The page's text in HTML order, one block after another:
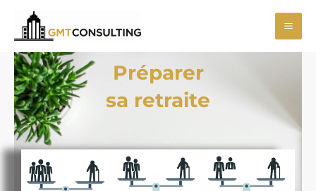
contenu
Préparer
sa retraite